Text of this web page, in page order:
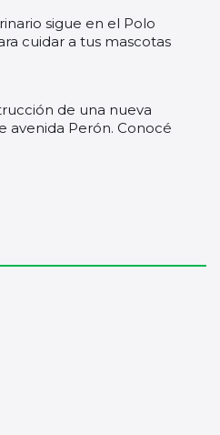
sigue en el Polo
cuidar a tus mascotas
de una nueva
avenida Perón. Conocé